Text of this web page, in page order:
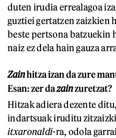
duten irudia errealagoa
guztiei gertatzen zaizkien
beste pertsona batzuekin
naiz ez dela hain gauza
Zainhitza izan da zure
Esan: zer dazainzuretzat?
Hitzak adiera dezente
indartsuak iruditu
itxaronaldi-ra, odola